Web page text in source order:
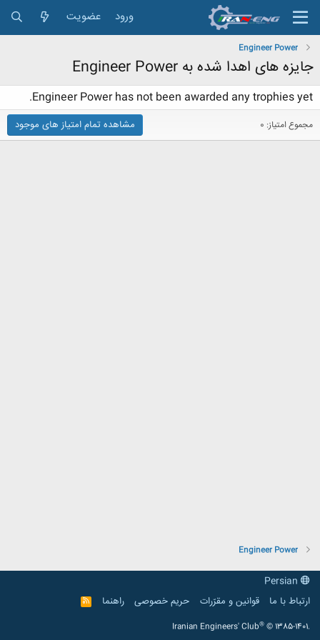
ورود عضویت
Engineer Power
جایزه های اهدا شده به Engineer Power
Engineer Power has not been awarded any trophies yet.
مجموع امتیاز: 0 مشاهده تمام امتیاز های موجود
Engineer Power
ارتباط با ما
قوانین و مقرّرات حریم خصوصی راهنما
R
S
Iranian Engineers' Club® © 1385-1401.